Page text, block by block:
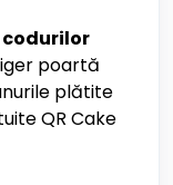
codurilor
poartă
plătite
QR Cake